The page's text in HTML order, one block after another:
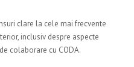
clare la cele mai frecvente
inclusiv despre aspecte
colaborare cu CODA.